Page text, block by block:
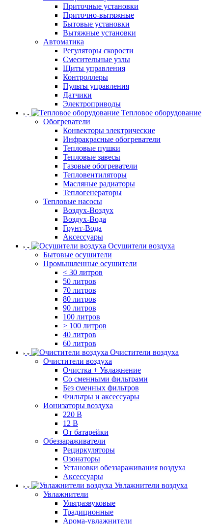
Приточные установки
Приточно-вытяжные
Бытовые установки
Вытяжные установки
Автоматика
Регуляторы скорости
Смесительные узлы
Щиты управления
Контроллеры
Пульты управления
Датчики
Электроприводы
Тепловое оборудование
Обогреватели
Конвекторы электрические
Инфракрасные обогреватели
Тепловые пушки
Тепловые завесы
Газовые обогреватели
Тепловентиляторы
Масляные радиаторы
Теплогенераторы
Тепловые насосы
Воздух-Воздух
Воздух-Вода
Грунт-Вода
Аксессуары
Осушители воздуха
Бытовые осушители
Промышленные осушители
< 30 литров
50 литров
70 литров
80 литров
90 литров
100 литров
> 100 литров
40 литров
60 литров
Очистители воздуха
Очистители воздуха
Очистка + Увлажнение
Cо сменными фильтрами
Без сменных фильтров
Фильтры и аксессуары
Ионизаторы воздуха
220 В
12 В
От батарейки
Обеззараживатели
Рециркуляторы
Озонаторы
Установки обеззараживания воздуха
Аксессуары
Увлажнители воздуха
Увлажнители
Ультразвуковые
Традиционные
Арома-увлажнители